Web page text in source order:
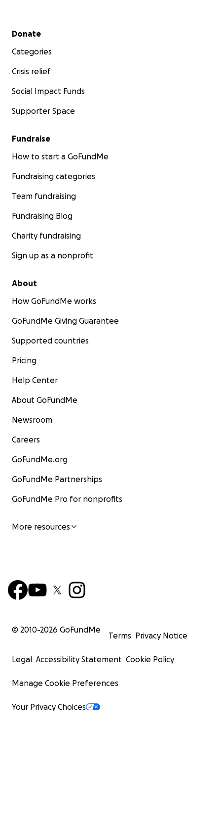
Secondary menu
Donate
Categories
Crisis relief
Social Impact Funds
Supporter Space
Fundraise
How to start a GoFundMe
Fundraising categories
Team fundraising
Fundraising Blog
Charity fundraising
Sign up as a nonprofit
About
How GoFundMe works
GoFundMe Giving Guarantee
Supported countries
Pricing
Help Center
About GoFundMe
Newsroom
Careers
GoFundMe.org
GoFundMe Partnerships
GoFundMe Pro for nonprofits
More resources
© 2010-2026 GoFundMe
Terms Privacy Notice
Legal Accessibility Statement Cookie Policy
Manage Cookie Preferences
Your Privacy Choices